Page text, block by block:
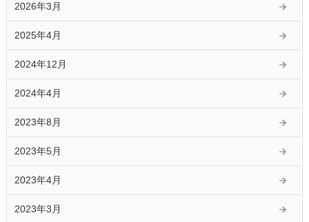
2026年3月
2025年4月
2024年12月
2024年4月
2023年8月
2023年5月
2023年4月
2023年3月